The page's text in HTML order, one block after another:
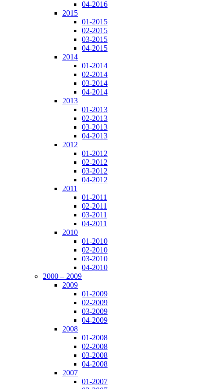
04-2016
2015
01-2015
02-2015
03-2015
04-2015
2014
01-2014
02-2014
03-2014
04-2014
2013
01-2013
02-2013
03-2013
04-2013
2012
01-2012
02-2012
03-2012
04-2012
2011
01-2011
02-2011
03-2011
04-2011
2010
01-2010
02-2010
03-2010
04-2010
2000 – 2009
2009
01-2009
02-2009
03-2009
04-2009
2008
01-2008
02-2008
03-2008
04-2008
2007
01-2007